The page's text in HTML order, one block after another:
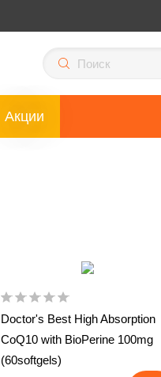
Акции
Doctor's Best High Absorption
CoQ10 with BioPerine 100mg
(60softgels)